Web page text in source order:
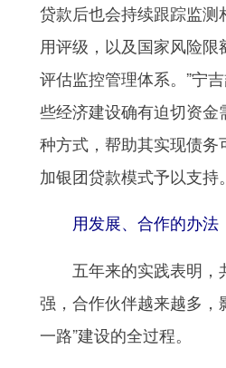
贷款后也会持续跟踪监
用评级，以及国家风险
评估监控管理体系。”宁
些经济建设确有迫切资
种方式，帮助其实现债
加银团贷款模式予以支持
用发展、合作的办
五年来的实践表明，
强，合作伙伴越来越多，
一路”建设的全过程。